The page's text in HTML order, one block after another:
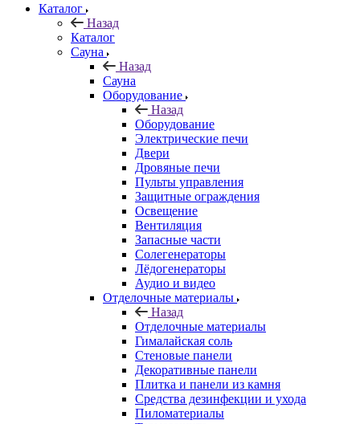
Каталог
Назад
Каталог
Сауна
Назад
Сауна
Оборудование
Назад
Оборудование
Электрические печи
Двери
Дровяные печи
Пульты управления
Защитные ограждения
Освещение
Вентиляция
Запасные части
Солегенераторы
Лёдогенераторы
Аудио и видео
Отделочные материалы
Назад
Отделочные материалы
Гималайская соль
Стеновые панели
Декоративные панели
Плитка и панели из камня
Средства дезинфекции и ухода
Пиломатериалы